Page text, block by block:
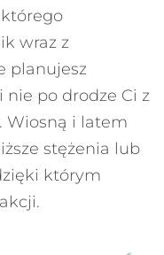
wraz z
planujesz
nie po drodze Ci z
Wiosną i latem
stężenia lub
którym